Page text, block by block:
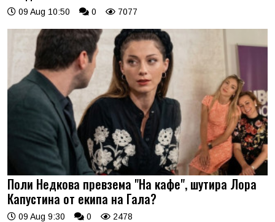
09 Aug 10:50 0 7077
Поли Недкова превзема "На кафе", шутира Лора
Капустина от екипа на Гала?
09 Aug 9:30 0 2478